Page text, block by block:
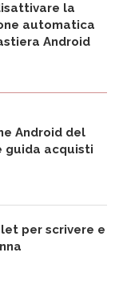
la
automatica
Android
Android del
guida acquisti
per scrivere e